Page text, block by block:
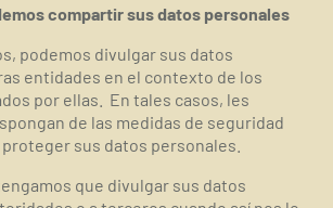
compartir sus datos personales
podemos divulgar sus datos
entidades en el contexto de los
por ellas.
En tales casos, les
de las medidas de seguridad
sus datos personales.
que divulgar sus datos